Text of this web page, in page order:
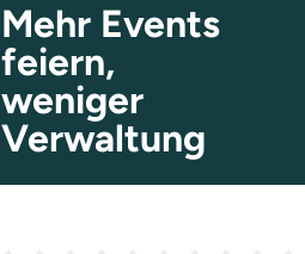
Mehr Events
feiern,
weniger
Verwaltung